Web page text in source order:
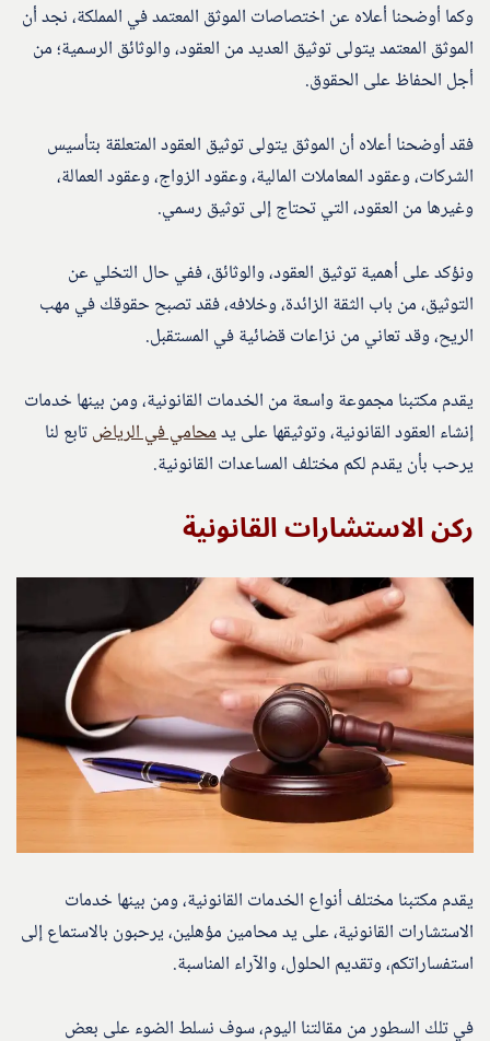
وكما أوضحنا أعلاه عن اختصاصات الموثق المعتمد في المملكة، نجد أن
الموثق المعتمد يتولى توثيق العديد من العقود، والوثائق الرسمية؛ من
أجل الحفاظ على الحقوق.
فقد أوضحنا أعلاه أن الموثق يتولى توثيق العقود المتعلقة بتأسيس
الشركات، وعقود المعاملات المالية، وعقود الزواج، وعقود العمالة،
وغيرها من العقود، التي تحتاج إلى توثيق رسمي.
ونؤكد على أهمية توثيق العقود، والوثائق، ففي حال التخلي عن
التوثيق، من باب الثقة الزائدة، وخلافه، فقد تصبح حقوقك في مهب
الريح، وقد تعاني من نزاعات قضائية في المستقبل.
يقدم مكتبنا مجموعة واسعة من الخدمات القانونية، ومن بينها خدمات
إنشاء العقود القانونية، وتوثيقها على يدمحامي في الرياضتابع لنا
يرحب بأن يقدم لكم مختلف المساعدات القانونية.
ركن الاستشارات القانونية
يقدم مكتبنا مختلف أنواع الخدمات القانونية، ومن بينها خدمات
الاستشارات القانونية، على يد محامين مؤهلين، يرحبون بالاستماع إلى
استفساراتكم، وتقديم الحلول، والآراء المناسبة.
في تلك السطور من مقالتنا اليوم، سوف نسلط الضوء على بعض